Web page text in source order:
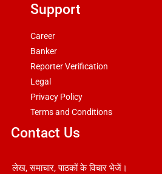
Support
Career
Banker
Reporter Verification
Legal
Privacy Policy
Terms and Conditions
Contact Us
लेख, समाचार, पाठकों के विचार भेजें।